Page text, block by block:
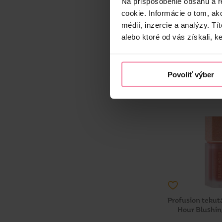
cookie. Informácie o tom,
médií, inzercie a analýzy.
alebo ktoré od vás získali,
Povoliť výber
*platí len
Najnižšia cena
Profusion
Hour